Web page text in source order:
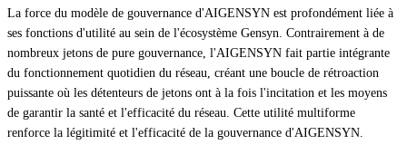
La force du modèle de gouvernance d'AIGENSYN est profondément liée à
ses fonctions d'utilité au sein de l'écosystème Gensyn. Contrairement à de
nombreux jetons de pure gouvernance, l'AIGENSYN fait partie intégrante
du fonctionnement quotidien du réseau, créant une boucle de rétroaction
puissante où les détenteurs de jetons ont à la fois l'incitation et les moyens
de garantir la santé et l'efficacité du réseau. Cette utilité multiforme
renforce la légitimité et l'efficacité de la gouvernance d'AIGENSYN.